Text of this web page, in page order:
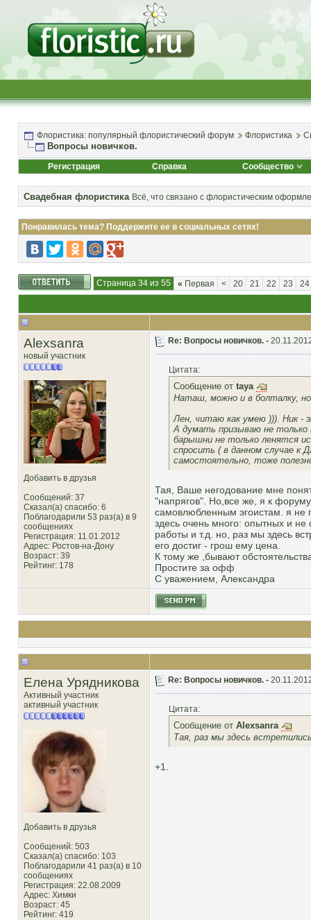
Флористика: популярный флористический форум Флористика
Вопросы новичков.
Регистрация Справка Сообщество
Свадебная флористика Всё, что связано с флористическим
Понравилась тема? Поддержите ее в социальных сетях!
Страница 34 из 55 « Первая < 20 21 22 23 24
Alexsanra
новый участник
Добавить в друзья
Сообщений: 37
Сказал(а) спасибо: 6
Поблагодарили 53 раз(а) в 9
сообщениях
Регистрация: 11.01.2012
Адрес: Ростов-на-Дону
Возраст: 39
Рейтинг: 178
Re: Вопросы новичков. -
Цитата:
Сообщение от taya
Наташ, можно и в болталку,
Лен, читаю как умею ))). Ник -
А думать призываю не только
барышни не только ленятся
спросить ( в данном случае
самостоятельно, тоже
Тая, Ваше негодование мне
"напрягов". Но,все же, я к
самовлюбленным эгоистам. я
здесь очень много: опытных и не
работы и т.д. но, раз мы здесь
его достиг - грош ему цена.
К тому же ,бывают
Простите за офф
С уважением, Александра
Елена Урядникова
Активный участник
активный участник
Добавить в друзья
Сообщений: 503
Сказал(а) спасибо: 103
Поблагодарили 41 раз(а) в 10
сообщениях
Регистрация: 22.08.2009
Адрес: Химки
Возраст: 45
Рейтинг: 419
Re: Вопросы новичков. -
Цитата:
Сообщение от Alexsanra
Тая, раз мы здесь
+1.